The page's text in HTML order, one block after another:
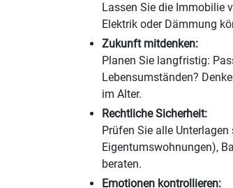
Lassen Sie die Immobilie
Elektrik oder Dämmung
Zukunft mitdenken:
Planen Sie langfristig:
Lebensumständen?
im Alter.
Rechtliche Sicherheit:
Prüfen Sie alle
Eigentumswohnungen),
beraten.
Emotionen kontrollieren: